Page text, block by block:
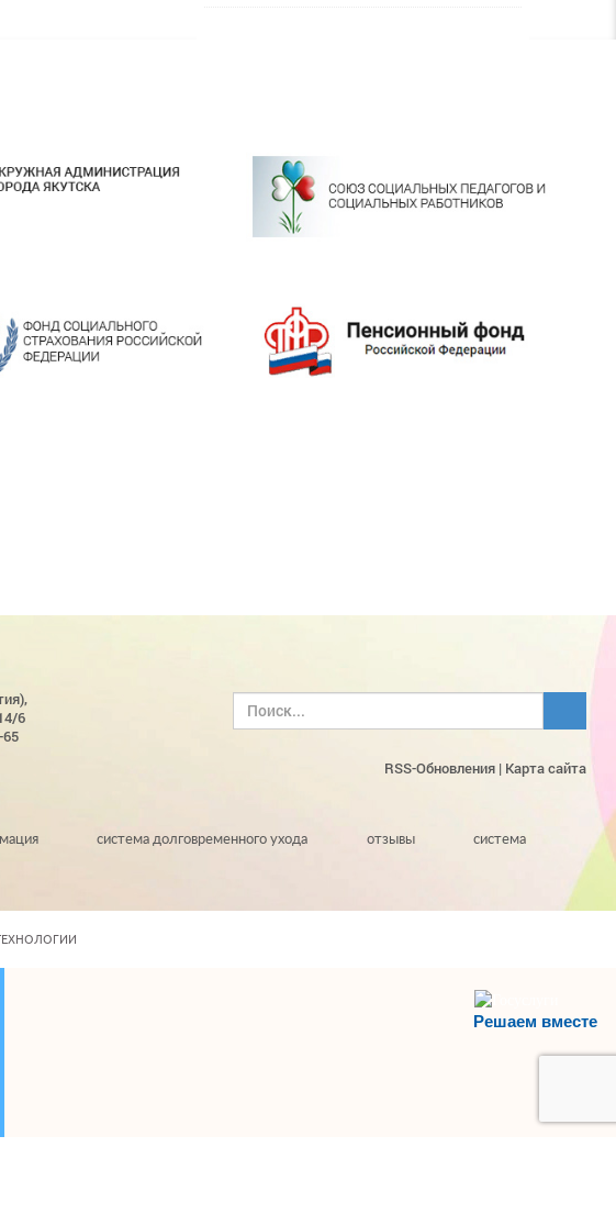
6
65
RSS-Обновления | Карта сайта
система долговременного ухода отзывы
система
Решаем вместе